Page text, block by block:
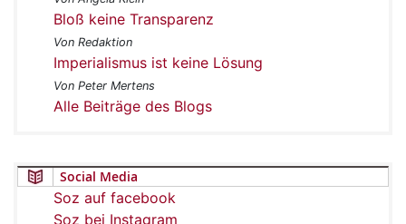
Bloß keine Transparenz
Von Redaktion
Imperialismus ist keine Lösung
Von Peter Mertens
Alle Beiträge des Blogs
Social Media
Soz auf facebook
Soz bei Instagram